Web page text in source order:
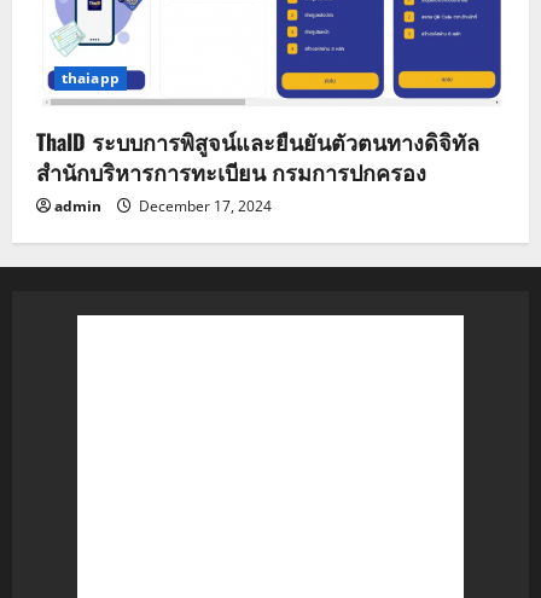
thaiapp
ThaID ระบบการพิสูจน์และยืนยันตัวตนทางดิจิทัล
สำนักบริหารการทะเบียน กรมการปกครอง
admin December 17, 2024